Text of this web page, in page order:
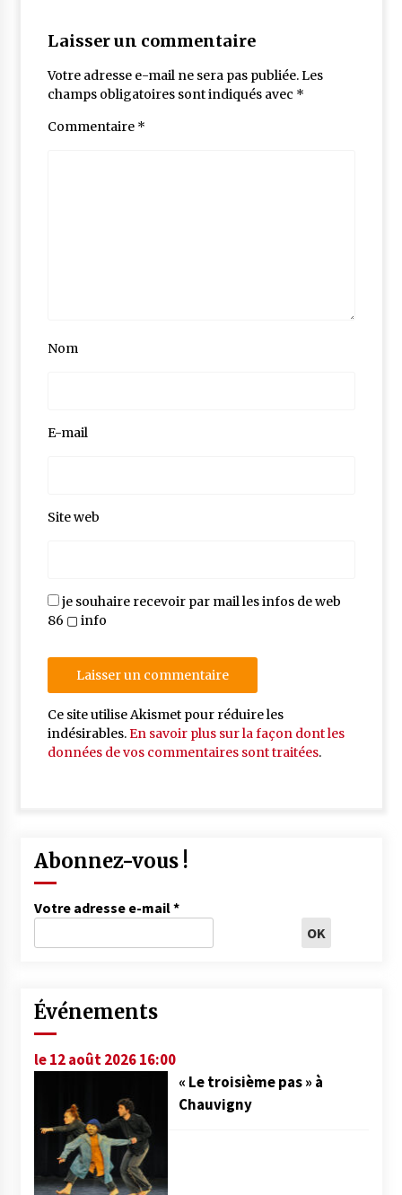
Laisser un commentaire
Votre adresse e-mail ne sera pas publiée.Les
champs obligatoires sont indiqués avec *
Commentaire *
Nom
E-mail
Site web
je souhaire recevoir par mail les infos de web
86 ▢ info
Ce site utilise Akismet pour réduire les
indésirables.En savoir plus sur la façon dont les
données de vos commentaires sont traitées.
Abonnez-vous !
Votre adresse e-mail*
Événements
le 12 août 2026 16:00
« Le troisième pas » à
Chauvigny